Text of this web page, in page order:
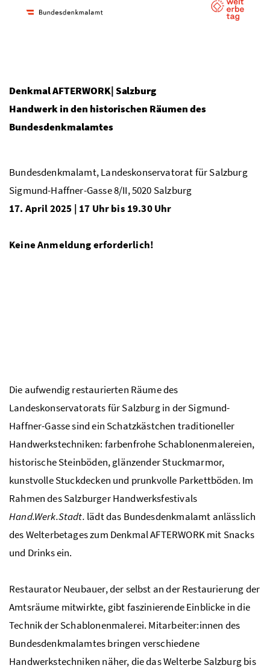
Denkmal AFTERWORK| Salzburg
Handwerk in den historischen Räumen des
Bundesdenkmalamtes
Bundesdenkmalamt, Landeskonservatorat für Salzburg
Sigmund-Haffner-Gasse 8/II, 5020 Salzburg
17. April 2025 | 17 Uhr bis 19.30 Uhr
Keine Anmeldung erforderlich!
Die aufwendig restaurierten Räume des
Landeskonservatorats für Salzburg in der Sigmund-
Haffner-Gasse sind ein Schatzkästchen traditioneller
Handwerkstechniken: farbenfrohe Schablonenmalereien,
historische Steinböden, glänzender Stuckmarmor,
kunstvolle Stuckdecken und prunkvolle Parkettböden. Im
Rahmen des Salzburger Handwerksfestivals
Hand.Werk.Stadt. lädt das Bundesdenkmalamt anlässlich
des Welterbetages zum Denkmal AFTERWORK mit Snacks
und Drinks ein.
Restaurator Neubauer, der selbst an der Restaurierung der
Amtsräume mitwirkte, gibt faszinierende Einblicke in die
Technik der Schablonenmalerei. Mitarbeiter:innen des
Bundesdenkmalamtes bringen verschiedene
Handwerkstechniken näher, die das Welterbe Salzburg bis